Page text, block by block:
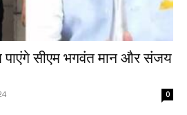
पाएंगे सीएम भगवंत मान और संजय
0